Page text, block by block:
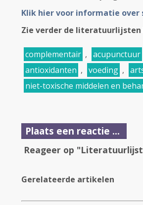
Klik hier voor informatie over
Zie verder de
complementair , acupunctuur
antioxidanten , voeding ,
niet-toxische middelen en
Plaats een reactie ...
Reageer op
Gerelateerde artikelen